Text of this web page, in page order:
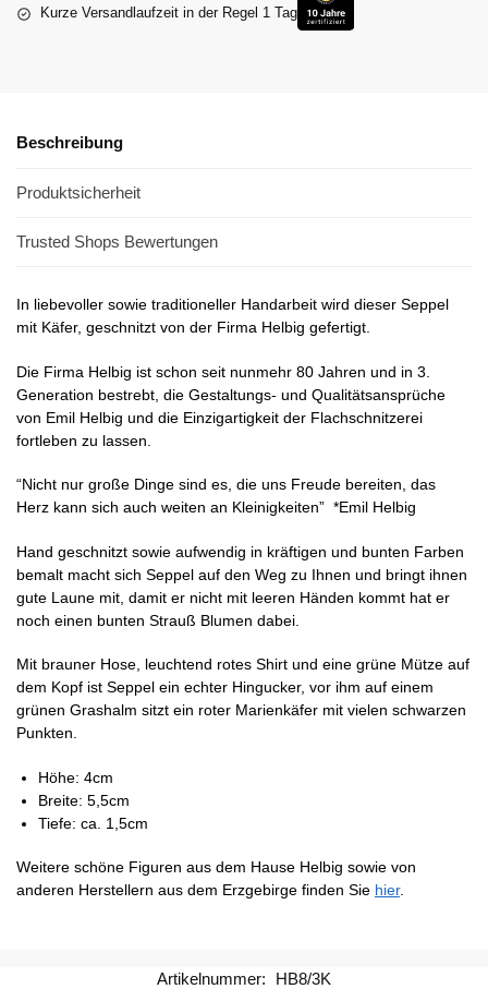
Kurze Versandlaufzeit in der Regel 1 Tag
Beschreibung
Produktsicherheit
Trusted Shops Bewertungen
In liebevoller sowie traditioneller Handarbeit wird dieser Seppel
mit Käfer, geschnitzt von der Firma Helbig gefertigt.
Die Firma Helbig ist schon seit nunmehr 80 Jahren und in 3.
Generation bestrebt, die Gestaltungs- und Qualitätsansprüche
von Emil Helbig und die Einzigartigkeit der Flachschnitzerei
fortleben zu lassen.
“Nicht nur große Dinge sind es, die uns Freude bereiten, das
Herz kann sich auch weiten an Kleinigkeiten” *Emil Helbig
Hand geschnitzt sowie aufwendig in kräftigen und bunten Farben
bemalt macht sich Seppel auf den Weg zu Ihnen und bringt ihnen
gute Laune mit, damit er nicht mit leeren Händen kommt hat er
noch einen bunten Strauß Blumen dabei.
Mit brauner Hose, leuchtend rotes Shirt und eine grüne Mütze auf
dem Kopf ist Seppel ein echter Hingucker, vor ihm auf einem
grünen Grashalm sitzt ein roter Marienkäfer mit vielen schwarzen
Punkten.
Höhe: 4cm
Breite: 5,5cm
Tiefe: ca. 1,5cm
Weitere schöne Figuren aus dem Hause Helbig sowie von
anderen Herstellern aus dem Erzgebirge finden Sie hier.
Artikelnummer:
HB8/3K